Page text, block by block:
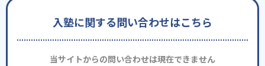
入塾に関する問い合わせはこちら
当サイトからの問い合わせは現在できません